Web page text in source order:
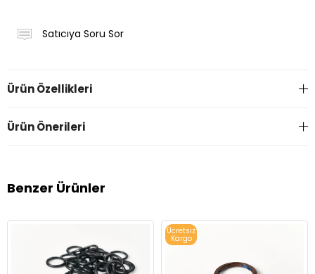
Satıcıya Soru Sor
Ürün Özellikleri
Ürün Önerileri
Benzer Ürünler
Ücretsiz
Kargo